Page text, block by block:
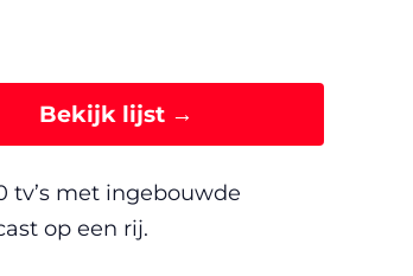
Bekijk lijst →
tv’s met ingebouwde
op een rij.